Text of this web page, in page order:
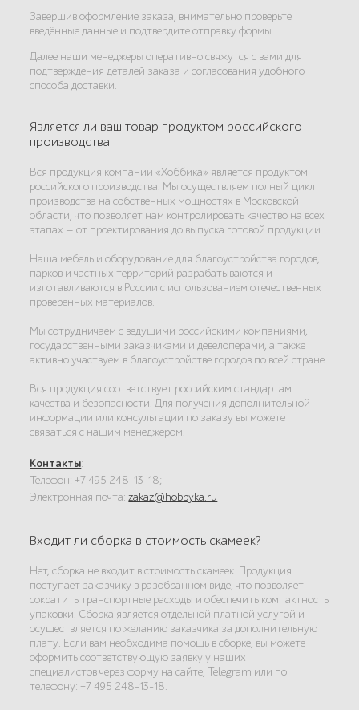
Завершив оформление заказа, внимательно проверьте
введённые данные и подтвердите отправку формы.
Далее наши менеджеры оперативно свяжутся с вами для
подтверждения деталей заказа и согласования удобного
способа доставки.
Является ли ваш товар продуктом российского
производства
Вся продукция компании «Хоббика» является продуктом
российского производства. Мы осуществляем полный цикл
производства на собственных мощностях в Московской
области, что позволяет нам контролировать качество на всех
этапах — от проектирования до выпуска готовой продукции.
Наша мебель и оборудование для благоустройства городов,
парков и частных территорий разрабатываются и
изготавливаются в России с использованием отечественных
проверенных материалов.
Мы сотрудничаем с ведущими российскими компаниями,
государственными заказчиками и девелоперами, а также
активно участвуем в благоустройстве городов по всей стране.
Вся продукция соответствует российским стандартам
качества и безопасности. Для получения дополнительной
информации или консультации по заказу вы можете
связаться с нашим менеджером.
Контакты:
Телефон: +7 495 248-13-18;
Электронная почта:zakaz@hobbyka.ru
Входит ли сборка в стоимость скамеек?
Нет, сборка не входит в стоимость скамеек. Продукция
поступает заказчику в разобранном виде, что позволяет
сократить транспортные расходы и обеспечить компактность
упаковки. Сборка является отдельной платной услугой и
осуществляется по желанию заказчика за дополнительную
плату. Если вам необходима помощь в сборке, вы можете
оформить соответствующую заявку у наших
специалистов через форму на сайте, Telegram или по
телефону: +7 495 248-13-18.